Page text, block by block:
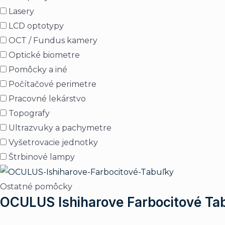
Lasery
LCD optotypy
OCT / Fundus kamery
Optické biometre
Pomôcky a iné
Počítačové perimetre
Pracovné lekárstvo
Topografy
Ultrazvuky a pachymetre
Vyšetrovacie jednotky
Štrbinové lampy
Ostatné pomôcky
OCULUS Ishiharove Farbocitové